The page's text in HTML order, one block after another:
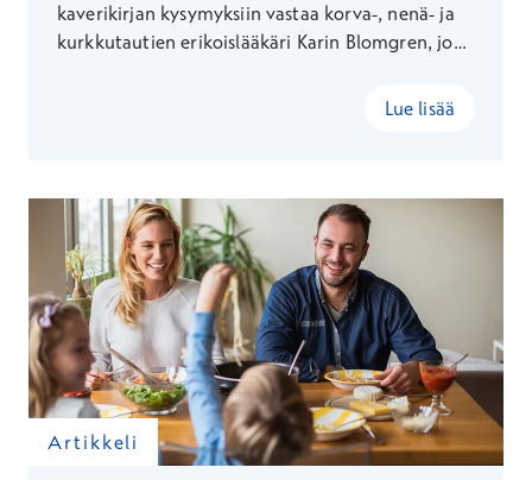
kaverikirjan kysymyksiin vastaa korva-, nenä- ja
kurkkutautien erikoislääkäri Karin Blomgren, joka
lääkärikäyntiä jännittävälle lapselle ja paljastaa
Lue lisää
Artikkeli